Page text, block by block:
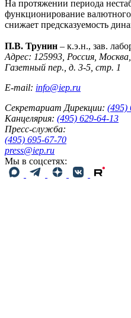
На протяжении периода
функционирование валютного
снижает предсказуемость
П.В. Трунин – к.э.н., зав.
Адрес: 125993, Россия, Москва,
Газетный пер., д. 3-5, стр. 1
E-mail: info@iep.ru
Секретариат Дирекции: (495)
Канцелярия: (495) 629-64-13
Пресс-служба:
(495) 695-67-70
press@iep.ru
Мы в соцсетях: